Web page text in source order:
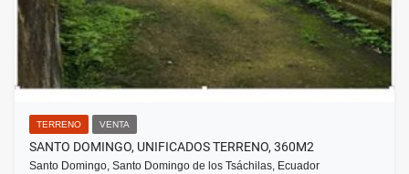
TERRENO VENTA
SANTO DOMINGO, UNIFICADOS TERRENO, 360M2
Santo Domingo, Santo Domingo de los Tsáchilas, Ecuador